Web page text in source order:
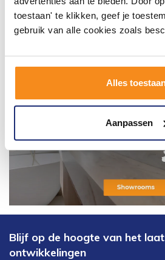
toestaan' te klikken, geef je
gebruik van alle cookies zoals
Alles
Aanpassen
Blijf op de hoogte van het
ontwikkelingen